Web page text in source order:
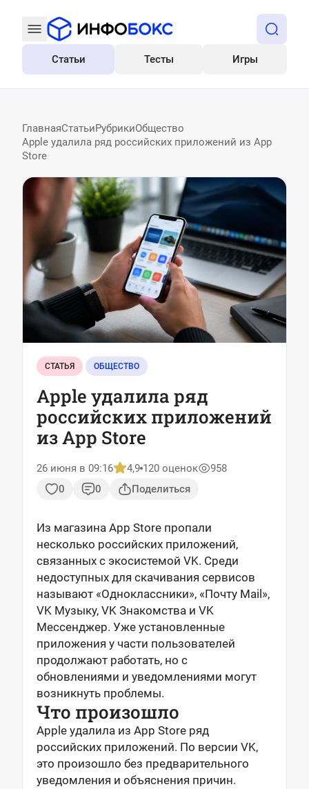
Все
Статьи Тесты Игры
ГлавнаяСтатьиРубрикиОбщество
Apple удалила ряд российских приложений из App
Store
СТАТЬЯ ОБЩЕСТВО
Apple удалила ряд
российских приложений
из App Store
26 июня в 09:16 4,9 120 оценок
958
0
0 Поделиться
Из магазина App Store пропали
несколько российских приложений,
связанных с экосистемой VK. Среди
недоступных для скачивания сервисов
называют «Одноклассники», «Почту Mail»,
VK Музыку, VK Знакомства и VK
Мессенджер. Уже установленные
приложения у части пользователей
продолжают работать, но с
обновлениями и уведомлениями могут
возникнуть проблемы.
Что произошло
Apple удалила из App Store ряд
российских приложений. По версии VK,
это произошло без предварительного
уведомления и объяснения причин.